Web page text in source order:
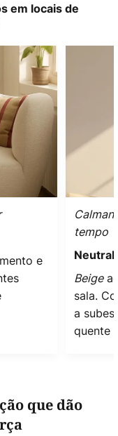
em locais de
e
tempo
Beige
sala.
a
quente
que dão